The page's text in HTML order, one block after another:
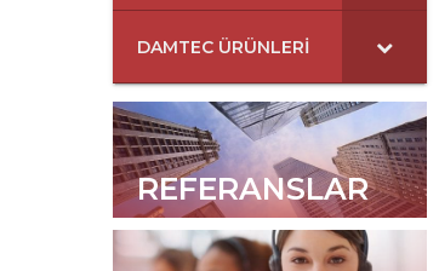
DAMTEC ÜRÜNLERI
REFERANSLAR